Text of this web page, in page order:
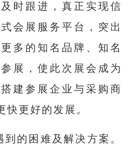
时跟进，真正实现信
会展服务平台，突出
多的知名品牌、知名
展，使此次展会成为
建参展企业与采购商
快更好的发展。
的困难及解决方案。